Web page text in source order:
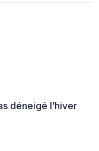
déneigé l’hiver